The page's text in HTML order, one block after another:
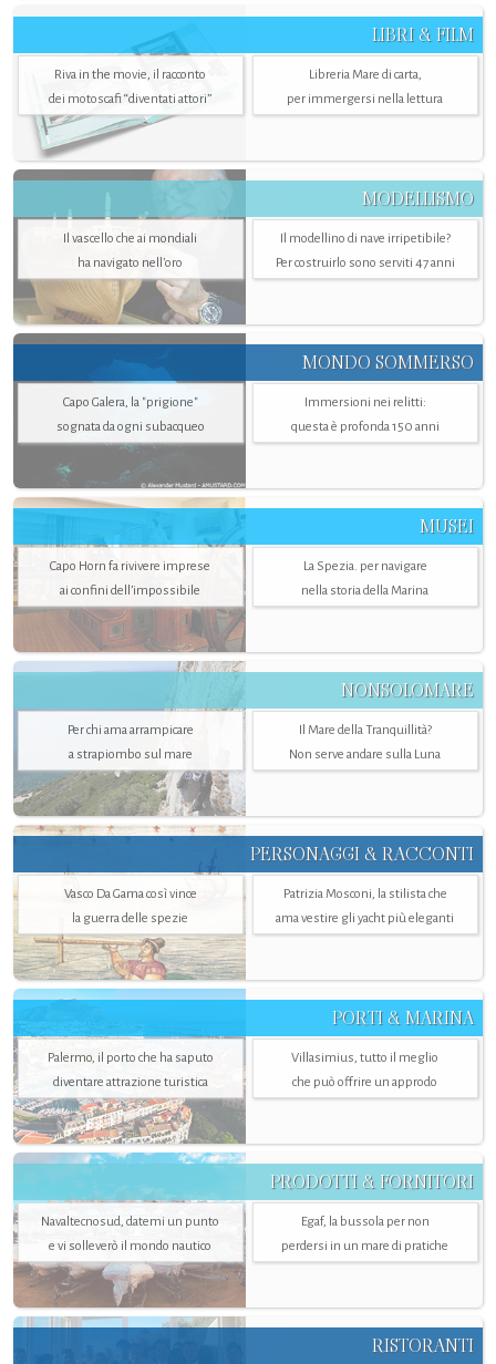
LIBRI & FILM
Riva in the movie, il racconto
dei motoscafi “diventati attori”
Libreria Mare di carta,
per immergersi nella lettura
MODELLISMO
Il vascello che ai mondiali
ha navigato nell’oro
Il modellino di nave irripetibile?
Per costruirlo sono serviti 47 anni
MONDO SOMMERSO
Capo Galera, la "prigione"
sognata da ogni subacqueo
Immersioni nei relitti:
questa è profonda 150 anni
MUSEI
Capo Horn fa rivivere imprese
ai confini dell’impossibile
La Spezia. per navigare
nella storia della Marina
NONSOLOMARE
Per chi ama arrampicare
a strapiombo sul mare
Il Mare della Tranquillità?
Non serve andare sulla Luna
PERSONAGGI & RACCONTI
Vasco Da Gama così vince
la guerra delle spezie
Patrizia Mosconi, la stilista che
ama vestire gli yacht più eleganti
PORTI & MARINA
Palermo, il porto che ha saputo
diventare attrazione turistica
Villasimius, tutto il meglio
che può offrire un approdo
PRODOTTI & FORNITORI
Navaltecnosud, datemi un punto
e vi solleverò il mondo nautico
Egaf, la bussola per non
perdersi in un mare di pratiche
RISTORANTI